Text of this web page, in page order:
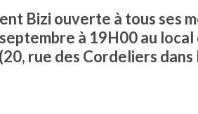
Bizi ouverte à tous ses
à 19H00 au local
rue des Cordeliers